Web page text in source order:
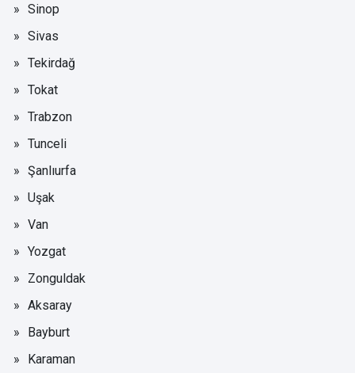
Sinop
Sivas
Tekirdağ
Tokat
Trabzon
Tunceli
Şanlıurfa
Uşak
Van
Yozgat
Zonguldak
Aksaray
Bayburt
Karaman